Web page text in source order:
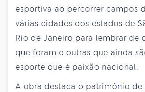
esportiva ao percorrer campos
várias cidades dos estados de
Rio de Janeiro para lembrar de
que foram e outras que ainda
esporte que é paixão nacional.
A obra destaca o patrimônio de